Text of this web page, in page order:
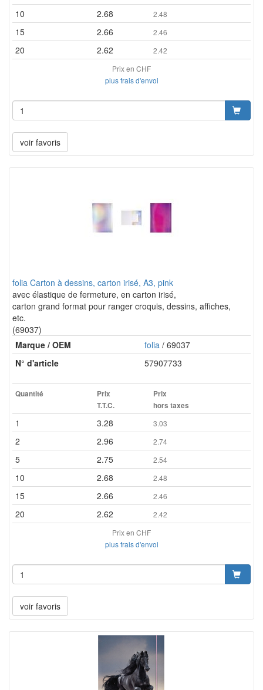
10 2.68 2.48
15 2.66 2.46
20 2.62
2.42
Prix en CHF
plus frais d'envoi
voir favoris
folia Carton à dessins, carton irisé, A3, pink
avec élastique de fermeture, en carton irisé,
carton grand format pour ranger croquis, dessins, affiches,
etc.
(69037)
Marque / OEM
folia / 69037
N° d'article
57907733
Quantité
Prix
T.T.C.
Prix
hors taxes
1 3.28 3.03
2 2.96 2.74
5 2.75 2.54
10 2.68 2.48
15 2.66 2.46
20 2.62
2.42
Prix en CHF
plus frais d'envoi
voir favoris